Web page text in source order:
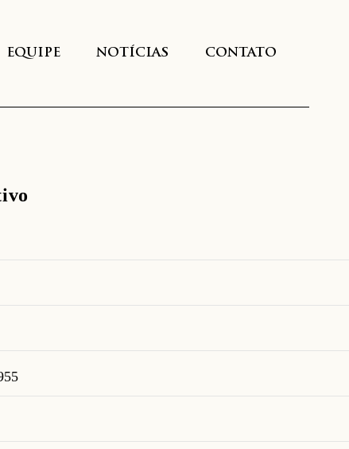
EQUIPE NOTÍCIAS CONTATO